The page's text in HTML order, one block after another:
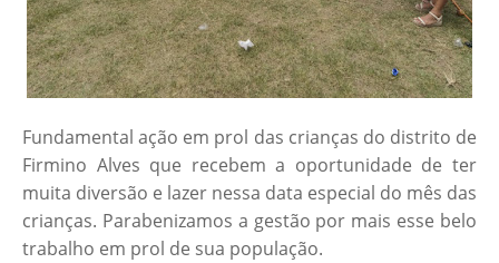
Fundamental ação em prol das crianças do distrito de
Firmino Alves que recebem a oportunidade de ter
muita diversão e lazer nessa data especial do mês das
crianças. Parabenizamos a gestão por mais esse belo
trabalho em prol de sua população.